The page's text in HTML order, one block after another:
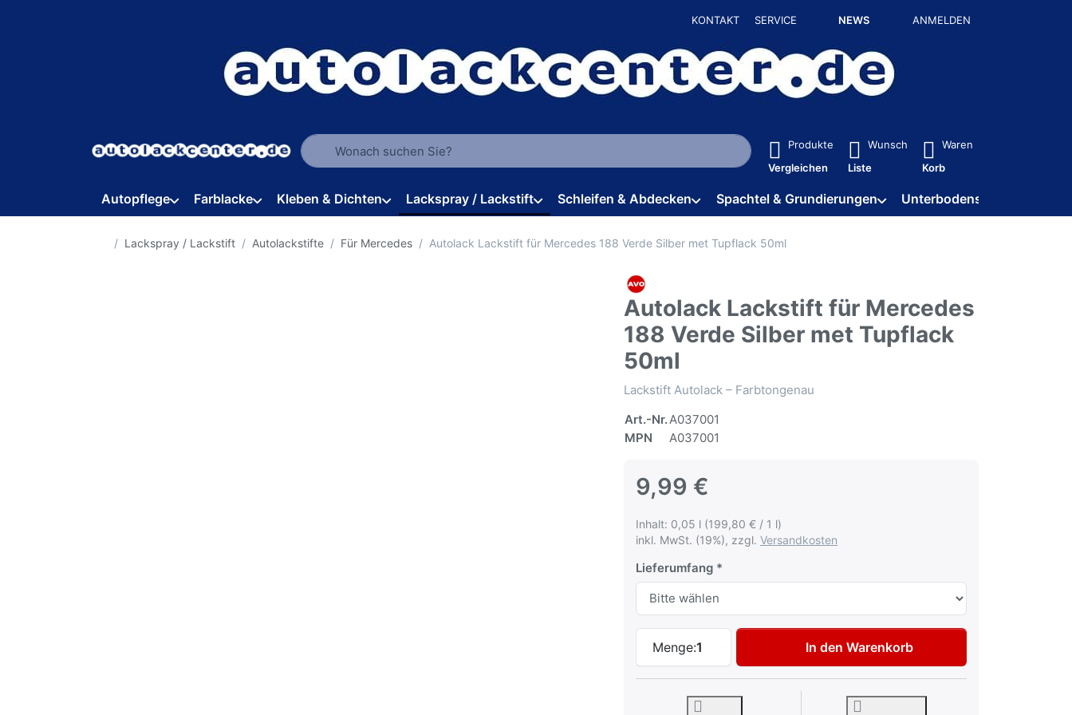
KONTAKT SERVICE NEWS ANMELDEN
Geben Sie einen Suchbegriff ein. Während Sie tippen, erscheinen automatisch erste Ergebnisse. Drücken Sie die Eingabetaste, um alle
Produkte
Vergleichen
Wunsch
Liste
Waren
Korb
Autopflege Farblacke Kleben & Dichten Lackspray / Lackstift Schleifen & Abdecken Spachtel & Grundierungen Unterbodenschutz / HV
Startseite
Lackspray / Lackstift Autolackstifte Für Mercedes Autolack Lackstift für Mercedes 188 Verde Silber met Tupflack 50ml
Autolack Lackstift für Mercedes
188 Verde Silber met Tupflack
50ml
Lackstift Autolack – Farbtongenau
Art.-Nr.A037001
MPN
A037001
9,99 €
Inhalt: 0,05 l (199,80 € / 1 l)
inkl. MwSt. (19%), zzgl. Versandkosten
Lieferumfang
Menge:1
Autolack Lackstift für Mercedes 188 Verde Silber met
In den Warenkorb